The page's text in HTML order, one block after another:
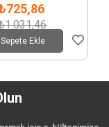
Sepete Ekle